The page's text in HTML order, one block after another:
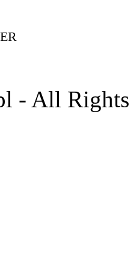
- All Rights